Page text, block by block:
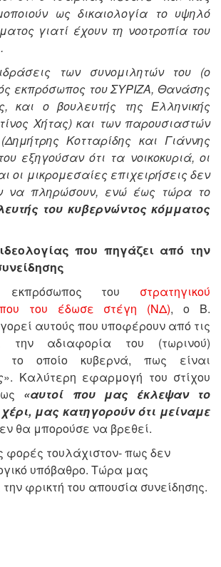
ως δικαιολογία το υψηλό
γιατί έχουν τη νοοτροπία του
των συνομιλητών του (ο
εκπρόσωπος του ΣΥΡΙΖΑ, Θανάσης
και ο βουλευτής της Ελληνικής
Χήτας) και των παρουσιαστών
Κοτταρίδης και Γιάννης
εξηγούσαν ότι τα νοικοκυριά, οι
οι μικρομεσαίες επιχειρήσεις δεν
να πληρώσουν, ενώ έως τώρα το
του κυβερνώντος κόμματος
που πηγάζει από την
εκπρόσωπος του στρατηγικού
του έδωσε στέγη (ΝΔ), ο Β.
αυτούς που υποφέρουν από τις
την αδιαφορία του (τωρινού)
το οποίο κυβερνά, πως είναι
». Καλύτερη εφαρμογή του στίχου
«αυτοί που μας έκλεψαν το
μας κατηγορούν ότι μείναμε
θα μπορούσε να βρεθεί.
φορές τουλάχιστον- πως δεν
υπόβαθρο. Τώρα μας
την φρικτή του απουσία συνείδησης.